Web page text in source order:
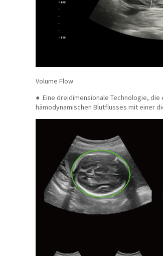
Volume Flow
● Eine dreidimensionale Technologie,
hämodynamischen Blutflusses mit einer